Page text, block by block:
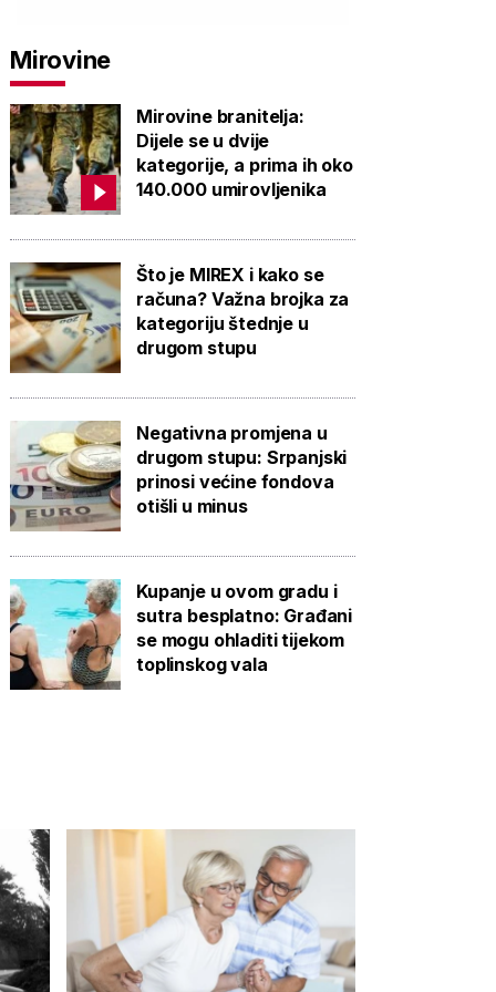
Mirovine
Mirovine branitelja:
Dijele se u dvije
kategorije, a prima ih oko
140.000 umirovljenika
Što je MIREX i kako se
računa? Važna brojka za
kategoriju štednje u
drugom stupu
Negativna promjena u
drugom stupu: Srpanjski
prinosi većine fondova
otišli u minus
Kupanje u ovom gradu i
sutra besplatno: Građani
se mogu ohladiti tijekom
toplinskog vala